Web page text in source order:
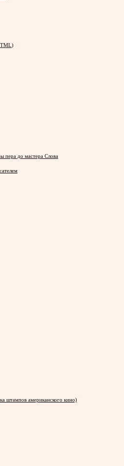
)
пера до мастера Слова
штампов американского кино)